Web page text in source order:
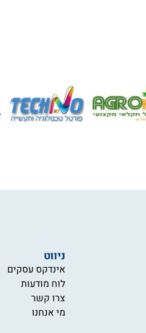
ניווט
אינדקס עסקים
לוח מודעות
צרו קשר
מי אנחנו